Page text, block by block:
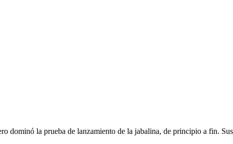
dominó la prueba de lanzamiento de la jabalina, de principio a fin.